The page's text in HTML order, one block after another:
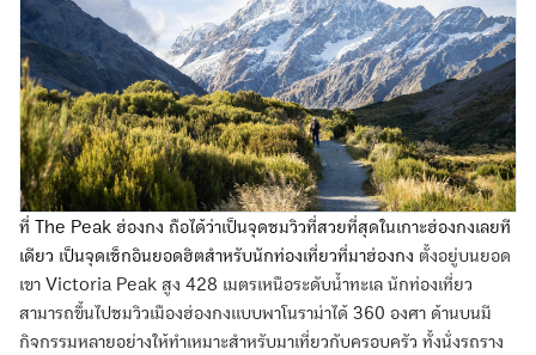
ที่ The Peak ฮ่องกง ถือได้ว่าเป็นจุดชมวิวที่สวยที่สุดในเกาะฮ่องกงเลยที
เดียว เป็นจุดเช็กอินยอดฮิตสำหรับนักท่องเที่ยวที่มาฮ่องกง ตั้งอยู่บนยอด
เขา Victoria Peak สูง 428 เมตรเหนือระดับน้ำทะเล นักท่องเที่ยว
สามารถขึ้นไปชมวิวเมืองฮ่องกงแบบพาโนราม่าได้ 360 องศา ด้านบนมี
กิจกรรมหลายอย่างให้ทำเหมาะสำหรับมาเที่ยวกับครอบครัว ทั้งนั่งรถราง